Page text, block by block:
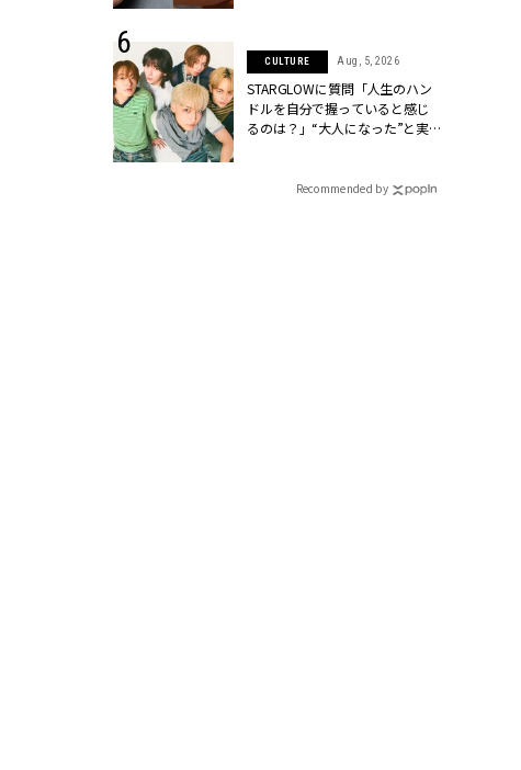
CULTURE Aug, 5, 2026
STARGLOWに質問「人生のハン
ドルを自分で握っていると感じ
るのは？」“大️人になった”と実
CLASSY.[クラッシィ]
Recommended by